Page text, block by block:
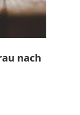
nach